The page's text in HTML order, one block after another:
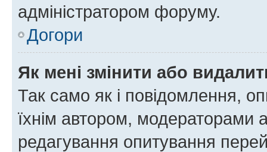
адміністратором форуму.
Догори
Як мені змінити або
Так само як і повідомлення,
їхнім автором, модераторами
редагування опитування